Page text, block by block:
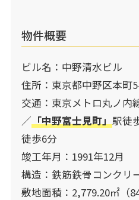
物件概要
ビル名：中野清水ビル
住所：東京都中野区本町
交通：東京メトロ丸ノ内
／ 「中野富士見町」 駅徒
徒歩6分
竣工年月：1991年12月
構造：鉄筋鉄骨コンクリ
敷地面積：2,779.20㎡（